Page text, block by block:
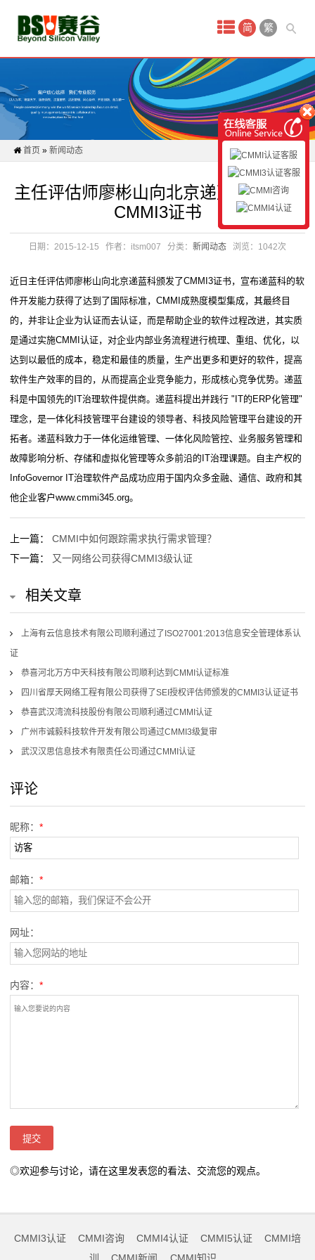
简 繁
首页 » 新闻动态
主任评估师廖彬山向北京递蓝科颁发了
CMMI3证书
日期：2015-12-15 作者：itsm007 分类： 新闻动态 浏览：1042次
近日主任评估师廖彬山向北京递蓝科颁发了CMMI3证书，宣布递蓝科的软
件开发能力获得了达到了国际标准，CMMI成熟度模型集成，其最终目
的，并非让企业为认证而去认证，而是帮助企业的软件过程改进，其实质
是通过实施CMMI认证，对企业内部业务流程进行梳理、重组、优化，以
达到以最低的成本，稳定和最佳的质量，生产出更多和更好的软件，提高
软件生产效率的目的，从而提高企业竞争能力，形成核心竞争优势。递蓝
科是中国领先的IT治理软件提供商。递蓝科提出并践行 "IT的ERP化管理"
理念，是一体化科技管理平台建设的领导者、科技风险管理平台建设的开
拓者。递蓝科致力于一体化运维管理、一体化风险管控、业务服务管理和
故障影响分析、存储和虚拟化管理等众多前沿的IT治理课题。自主产权的
InfoGovernor IT治理软件产品成功应用于国内众多金融、通信、政府和其
他企业客户www.cmmi345.org。
上一篇：
CMMI中如何跟踪需求执行需求管理？
下一篇： 又一网络公司获得CMMI3级认证
相关文章
上海有云信息技术有限公司顺利通过了ISO27001:2013信息安全管理体系认
证
恭喜河北万方中天科技有限公司顺利达到CMMI认证标准
四川省厚天网络工程有限公司获得了SEI授权评估师颁发的CMMI3认证证书
恭喜武汉湾流科技股份有限公司顺利通过CMMI认证
广州市诚毅科技软件开发有限公司通过CMMI3级复审
武汉汉思信息技术有限责任公司通过CMMI认证
评论
昵称： *
邮箱： *
网址：
内容： *
◎欢迎参与讨论，请在这里发表您的看法、交流您的观点。
CMMI3认证 CMMI咨询 CMMI4认证 CMMI5认证
CMMI培
闻
态
CMMI